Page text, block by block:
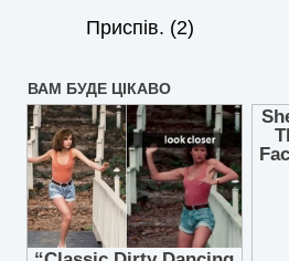
Приспів. (2)